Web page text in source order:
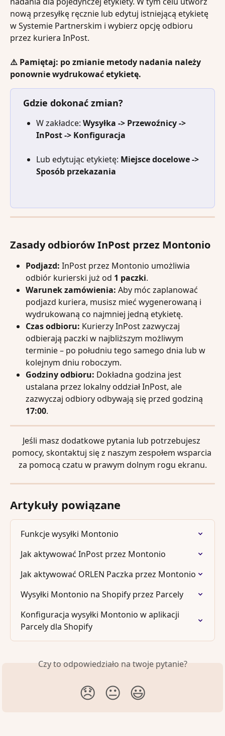
nową przesyłkę ręcznie lub edytuj istniejącą etykietę
w Systemie Partnerskim i wybierz opcję odbioru
przez kuriera InPost.
⚠️ Pamiętaj: po zmianie metody nadania należy
ponownie wydrukować etykietę.
Gdzie dokonać zmian?
W zakładce: Wysyłka -> Przewoźnicy ->
InPost -> Konfiguracja
Lub edytując etykietę: Miejsce docelowe ->
Sposób przekazania
Zasady odbiorów InPost przez Montonio
Podjazd: InPost przez Montonio umożliwia
odbiór kurierski już od 1 paczki.
Warunek zamówienia: Aby móc zaplanować
podjazd kuriera, musisz mieć wygenerowaną i
wydrukowaną co najmniej jedną etykietę.
Czas odbioru: Kurierzy InPost zazwyczaj
odbierają paczki w najbliższym możliwym
terminie – po południu tego samego dnia lub w
kolejnym dniu roboczym.
Godziny odbioru: Dokładna godzina jest
ustalana przez lokalny oddział InPost, ale
zazwyczaj odbiory odbywają się przed godziną
17:00.
Jeśli masz dodatkowe pytania lub potrzebujesz
pomocy, skontaktuj się z naszym zespołem wsparcia
za pomocą czatu w prawym dolnym rogu ekranu.
Artykuły powiązane
Funkcje wysyłki Montonio
Jak aktywować InPost przez Montonio
Jak aktywować ORLEN Paczka przez Montonio
Wysyłki Montonio na Shopify przez Parcely
Konfiguracja wysyłki Montonio w aplikacji
Parcely dla Shopify
Czy to odpowiedziało na twoje pytanie?
😞 😐 😃